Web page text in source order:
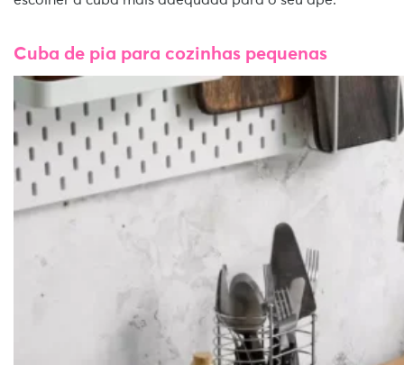
Cuba de pia para cozinhas pequenas